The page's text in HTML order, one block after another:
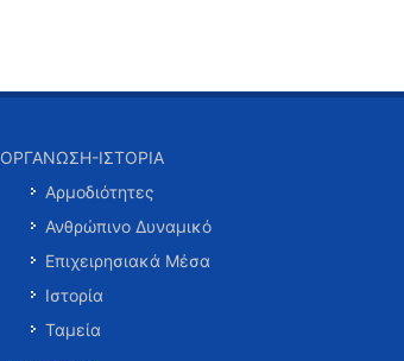
ΟΡΓΑΝΩΣΗ-ΙΣΤΟΡΙΑ
Αρμοδιότητες
Ανθρώπινο Δυναμικό
Επιχειρησιακά Μέσα
Ιστορία
Ταμεία